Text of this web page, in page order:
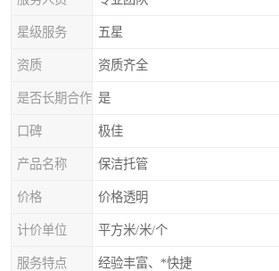
星级服务 五星
资质 资质齐全
是否长期合作 是
口碑 极佳
产品名称 保洁托管
价格 价格透明
计价单位 平方米/米/个
服务特点 经验丰富、*快捷